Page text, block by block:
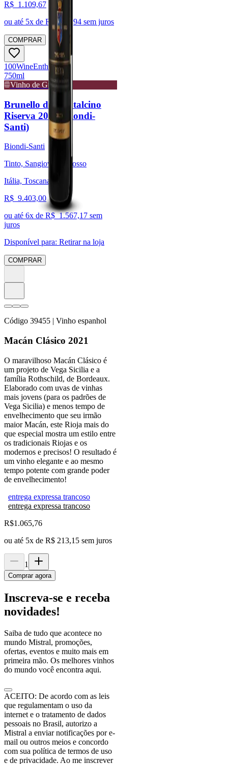
R$ 1.109,67
ou até 5x de R$ 221,94 sem juros
COMPRAR
100WineEnthusiast
750ml
Vinho de Guarda
Brunello di Montalcino
Riserva 2012 (Biondi-
Santi)
Biondi-Santi
Tinto, Sangiovese Grosso
Itália, Toscana
R$ 9.403,00
ou até 6x de R$ 1.567,17 sem
juros
Disponível para: Retirar na loja
COMPRAR
Código 39455 | Vinho espanhol
Macán Clásico 2021
O maravilhoso Macán Clásico é
um projeto de Vega Sicilia e a
família Rothschild, de Bordeaux.
Elaborado com uvas de vinhas
mais jovens (para os padrões de
Vega Sicilia) e menos tempo de
envelhecimento que seu irmão
maior Macán, este Rioja mais do
que especial mostra um estilo entre
os tradicionais Riojas e os
modernos e precisos! O resultado é
um vinho elegante e ao mesmo
tempo potente com grande poder
de envelhecimento!
entrega expressa trancoso
entrega expressa trancoso
R$1.065,76
ou até 5x de R$ 213,15 sem juros
1
Comprar agora
Inscreva-se e receba
novidades!
Saiba de tudo que acontece no
mundo Mistral, promoções,
ofertas, eventos e muito mais em
primeira mão. Os melhores vinhos
do mundo você encontra aqui.
ACEITO: De acordo com as leis
que regulamentam o uso da
internet e o tratamento de dados
pessoais no Brasil, autorizo a
Mistral a enviar notificações por e-
mail ou outros meios e concordo
com sua política de termos de uso
e de privacidade. Ao me inscrever